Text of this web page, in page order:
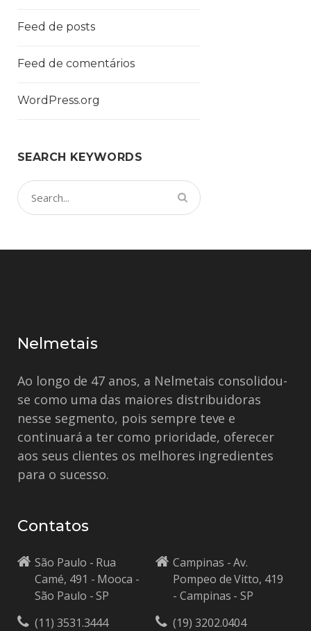
Feed de posts
Feed de comentários
WordPress.org
SEARCH KEYWORDS
Nelmetais
Ao longo de 47 anos, a Nelmetais consolidou-
se como uma das maiores distribuidoras
nesse segmento, pois sempre teve e
continuará a ter como prioridade, oferecer
aos seus clientes os melhores ingredientes
para o sucesso.
Contatos
São Paulo - Rua
Camé, 491 - Mooca -
São Paulo - SP
(11) 3531.3444
Campinas - Av.
Pompeo de Vitto, 419
- Campinas - SP
(19) 3202.0404